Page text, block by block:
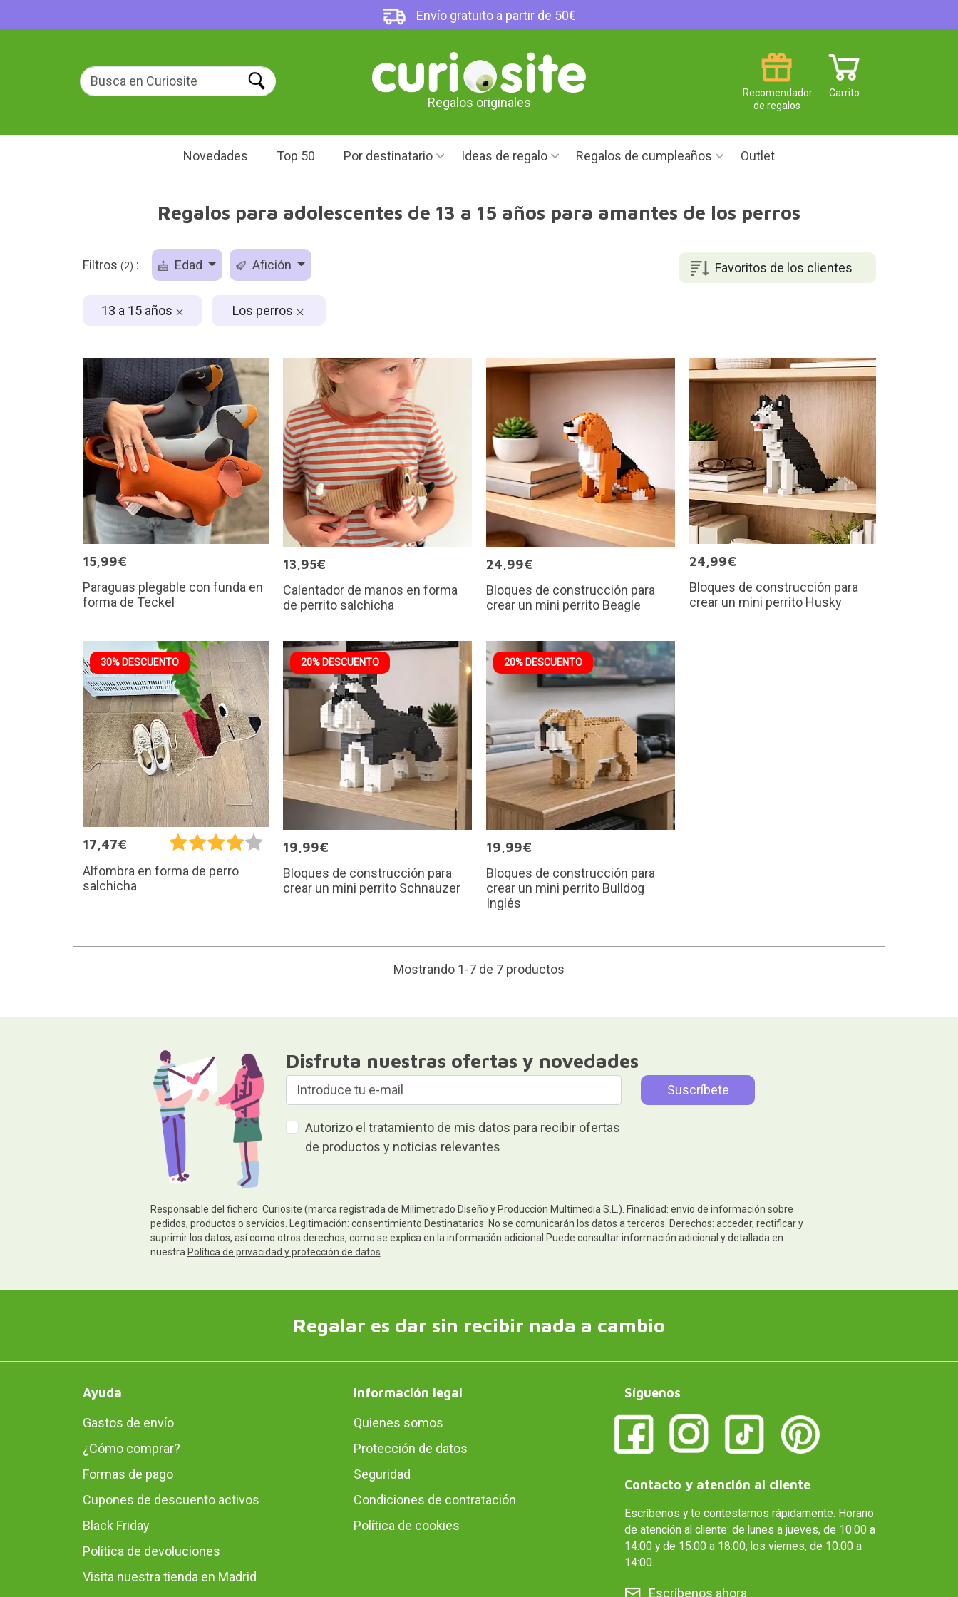
Envío gratuito a partir de 50€
Regalos originales
Carrito
Recomendador
de regalos
Novedades Top 50 Por destinatario Ideas de regalo Regalos de cumpleaños Outlet
Regalos para adolescentes de 13 a 15 años para amantes de los perros
Favoritos de los clientes
Filtros (2) : Edad Afición
13 a 15 años Los perros
15,99€
Paraguas plegable con funda en
forma de Teckel
13,95€
Calentador de manos en forma
de perrito salchicha
24,99€
Bloques de construcción para
crear un mini perrito Beagle
24,99€
Bloques de construcción para
crear un mini perrito Husky
30% DESCUENTO
17,47€
Alfombra en forma de perro
salchicha
20% DESCUENTO
19,99€
Bloques de construcción para
crear un mini perrito Schnauzer
20% DESCUENTO
19,99€
Bloques de construcción para
crear un mini perrito Bulldog
Inglés
Mostrando 1-7 de 7 productos
Disfruta nuestras ofertas y novedades
Autorizo el tratamiento de mis datos para recibir ofertas
de productos y noticias relevantes
Responsable del fichero: Curiosite (marca registrada de Milimetrado Diseño y Producción Multimedia S.L.). Finalidad: envío de información sobre
pedidos, productos o servicios. Legitimación: consentimiento.Destinatarios: No se comunicarán los datos a terceros. Derechos: acceder, rectificar y
suprimir los datos, así como otros derechos, como se explica en la información adicional.Puede consultar información adicional y detallada en
nuestra Política de privacidad y protección de datos
Regalar es dar sin recibir nada a cambio
Ayuda
Gastos de envío
¿Cómo comprar?
Formas de pago
Cupones de descuento activos
Black Friday
Política de devoluciones
Visita nuestra tienda en Madrid
Información legal
Quienes somos
Protección de datos
Seguridad
Condiciones de contratación
Política de cookies
Síguenos
Contacto y atención al cliente
Escríbenos y te contestamos rápidamente. Horario
de atención al cliente: de lunes a jueves, de 10:00 a
14:00 y de 15:00 a 18:00; los viernes, de 10:00 a
14:00.
Escríbenos ahora